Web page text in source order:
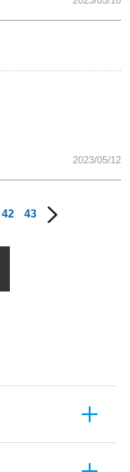
2023/05/12
42 43